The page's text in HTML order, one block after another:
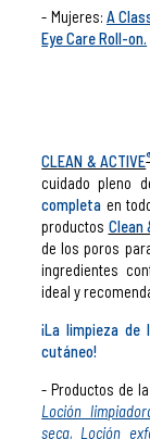
Mujeres: A
Eye Care Roll-on.
CLEAN & ACTIVE
cuidado pleno
completa en
productos Clean
de los poros
ingredientes
ideal y
¡La limpieza
cutáneo!
- Productos de
Loción
seca, Loción